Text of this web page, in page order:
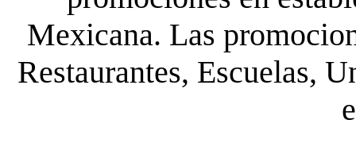
Mexicana. Las
Restaurantes, Escuelas,